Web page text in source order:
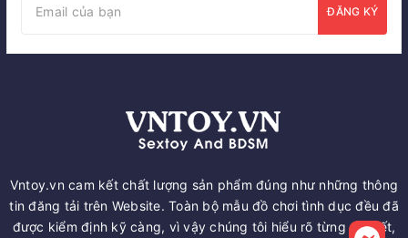
ĐĂNG KÝ
Vntoy.vn cam kết chất lượng sản phẩm đúng như những thông
tin đăng tải trên Website. Toàn bộ mẫu đồ chơi tình dục đều đã
được kiểm định kỹ càng, vì vậy chúng tôi hiểu rõ từng chi tiết,